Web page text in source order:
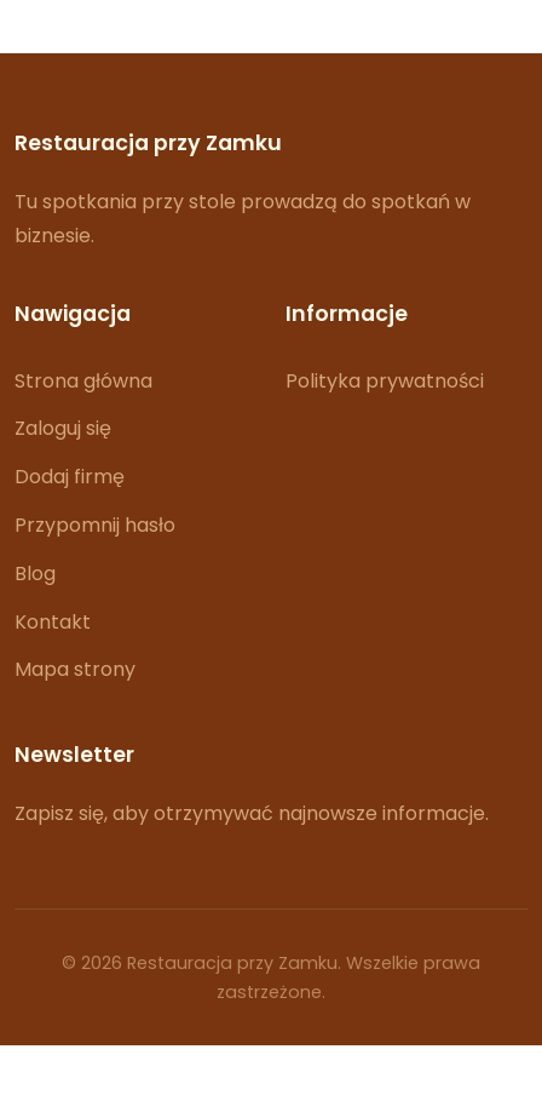
Restauracja przy Zamku
Tu spotkania przy stole prowadzą do spotkań w
biznesie.
Nawigacja
Strona główna
Zaloguj się
Dodaj firmę
Przypomnij hasło
Blog
Kontakt
Mapa strony
Informacje
Polityka prywatności
Newsletter
Zapisz się, aby otrzymywać najnowsze informacje.
© 2026 Restauracja przy Zamku. Wszelkie prawa
zastrzeżone.